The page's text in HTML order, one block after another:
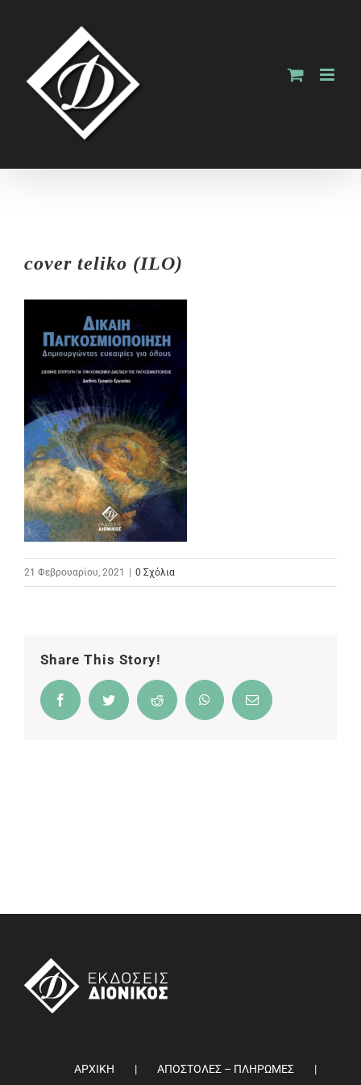
content
cover teliko (ILO)
21 Φεβρουαρίου, 2021 0 Σχόλια
Share This Story!
FacebookTwitter Reddit WhatsAppEmail
ΑΡΧΙΚΗ ΑΠΟΣΤΟΛΕΣ – ΠΛΗΡΩΜΕΣ